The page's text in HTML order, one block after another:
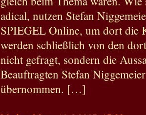
adical, nutzen Stefan
SPIEGEL Online, um dort die
werden schließlich von den
nicht gefragt, sondern die
Beauftragten Stefan
übernommen. […]